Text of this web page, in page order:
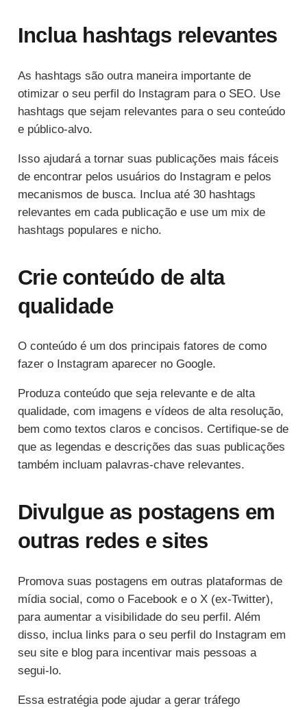
Inclua hashtags relevantes
As hashtags são outra maneira importante de
otimizar o seu perfil do Instagram para o SEO. Use
hashtags que sejam relevantes para o seu conteúdo
e público-alvo.
Isso ajudará a tornar suas publicações mais fáceis
de encontrar pelos usuários do Instagram e pelos
mecanismos de busca. Inclua até 30 hashtags
relevantes em cada publicação e use um mix de
hashtags populares e nicho.
Crie conteúdo de alta
qualidade
O conteúdo é um dos principais fatores de como
fazer o Instagram aparecer no Google.
Produza conteúdo que seja relevante e de alta
qualidade, com imagens e vídeos de alta resolução,
bem como textos claros e concisos. Certifique-se de
que as legendas e descrições das suas publicações
também incluam palavras-chave relevantes.
Divulgue as postagens em
outras redes e sites
Promova suas postagens em outras plataformas de
mídia social, como o Facebook e o X (ex-Twitter),
para aumentar a visibilidade do seu perfil. Além
disso, inclua links para o seu perfil do Instagram em
seu site e blog para incentivar mais pessoas a
segui-lo.
Essa estratégia pode ajudar a gerar tráfego